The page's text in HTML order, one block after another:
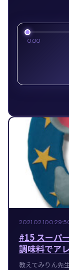
0:00
2021.02.10
#15 スーパ
調味料でア
教えてみりん先